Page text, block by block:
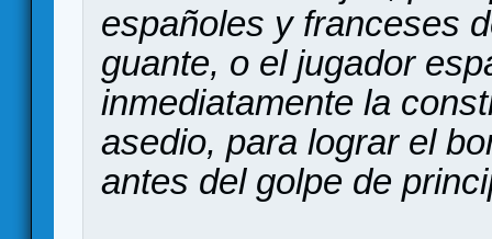
españoles y franceses
guante, o el jugador
inmediatamente la
asedio, para lograr el
antes del golpe de